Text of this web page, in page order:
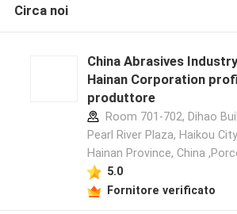
Circa noi
China Abrasives Industry
Hainan Corporation
produttore
Room 701-702, Dihao
Pearl River Plaza, Haikou
Hainan Province, China
5.0
Fornitore verificato